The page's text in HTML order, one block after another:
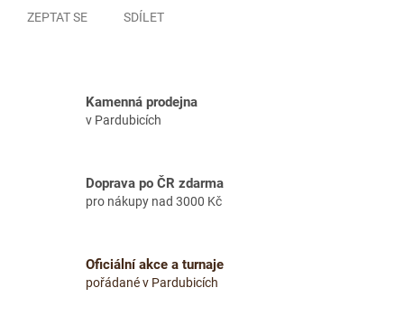
ZEPTAT SE SDÍLET
Kamenná prodejna
v Pardubicích
Doprava po ČR zdarma
pro nákupy nad 3000 Kč
Oficiální akce a turnaje
pořádané v Pardubicích